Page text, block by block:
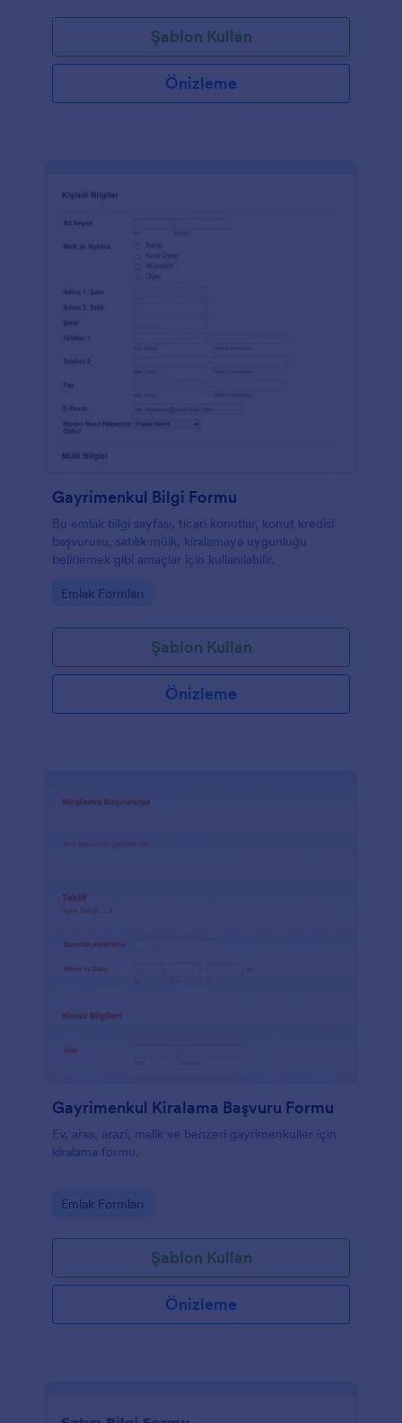
için özelleştirebilir ve alıcılardan farklı bilgiler
Şablon Kullan
Önizleme
Gayrimenkul Bilgi Formu
Bu emlak bilgi sayfası, ticari konutlar, konut kredisi
başvurusu, satılık mülk, kiralamaya uygunluğu
belirlemek gibi amaçlar için kullanılabilir.
Go to Category:
Emlak Formları
Şablon Kullan
Önizleme
Gayrimenkul Kiralama Başvuru Formu
Ev, arsa, arazi, malik ve benzeri gayrimenkuller için
kiralama formu.
Go to Category:
Emlak Formları
Şablon Kullan
Önizleme